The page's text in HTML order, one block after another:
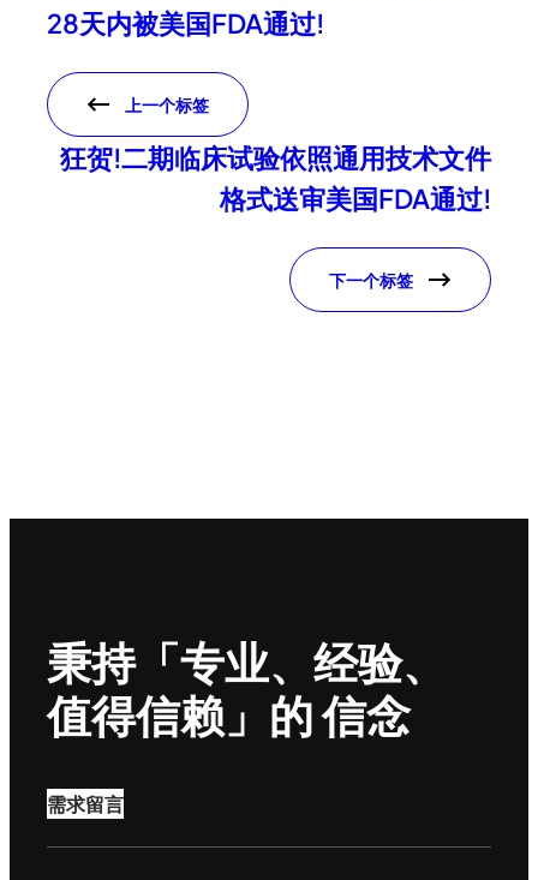
28天内被美国FDA通过!
上一个标签
狂贺!二期临床试验依照通用技术文件
格式送审美国FDA通过!
下一个标签
秉持「专业、经验、
值得信赖」的 信念
需求留言